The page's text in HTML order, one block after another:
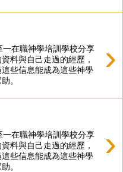
›
在職神學培訓學校分享
料與自己走過的經歷，
些信息能成為這些神學
。
›
在職神學培訓學校分享
料與自己走過的經歷，
些信息能成為這些神學
。